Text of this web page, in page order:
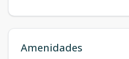
Amenidades